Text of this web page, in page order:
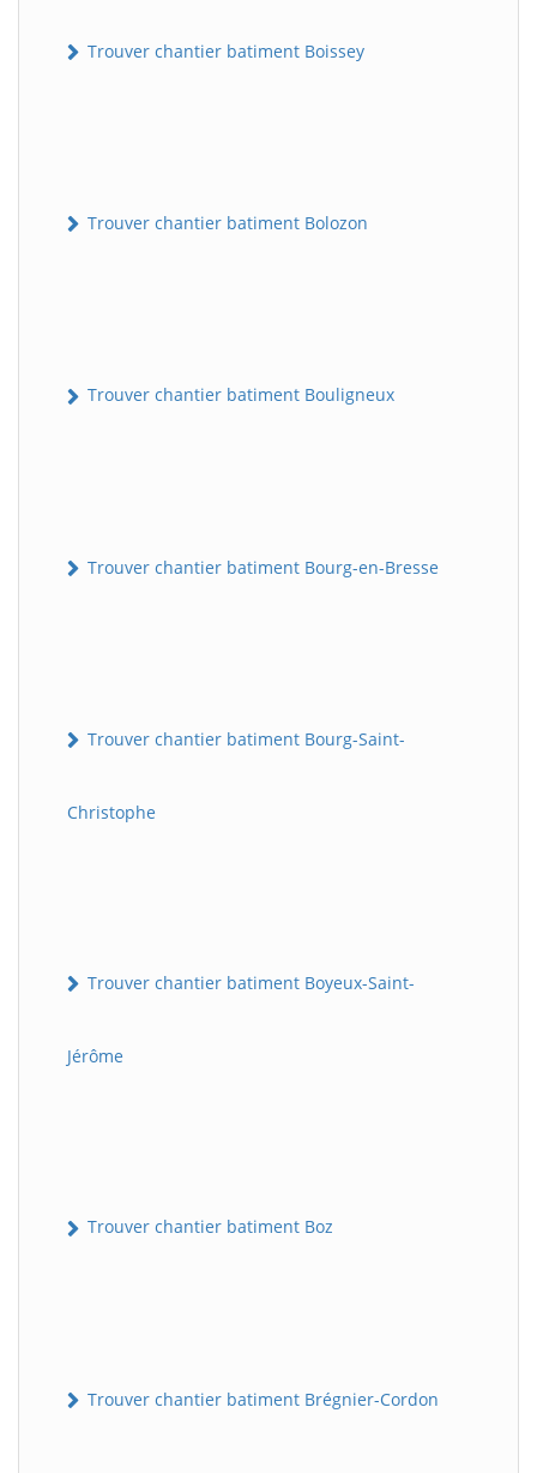
Trouver chantier batiment Boissey
Trouver chantier batiment Bolozon
Trouver chantier batiment Bouligneux
Trouver chantier batiment Bourg-en-Bresse
Trouver chantier batiment Bourg-Saint-
Christophe
Trouver chantier batiment Boyeux-Saint-
Jérôme
Trouver chantier batiment Boz
Trouver chantier batiment Brégnier-Cordon